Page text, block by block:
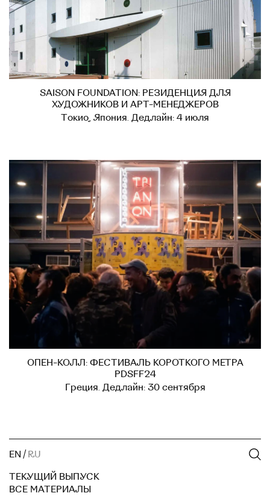
SAISON FOUNDATION: РЕЗИДЕНЦИЯ ДЛЯ
ХУДОЖНИКОВ И АРТ-МЕНЕДЖЕРОВ
Токио, Япония. Дедлайн: 4 июля
ОПЕН-КОЛЛ: ФЕСТИВАЛЬ КОРОТКОГО МЕТРА
PDSFF24
Греция. Дедлайн: 30 сентября
EN / RU
ТЕКУЩИЙ ВЫПУСК
ВСЕ МАТЕРИАЛЫ